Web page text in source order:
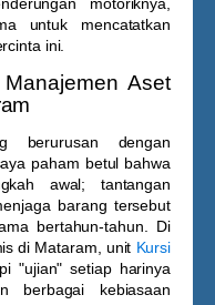
untuk mencatatkan
ini.
Aset
berurusan dengan
paham betul bahwa
awal; tantangan
barang tersebut
bertahun-tahun. Di
di Mataram, unit Kursi
"ujian" setiap harinya
berbagai kebiasaan